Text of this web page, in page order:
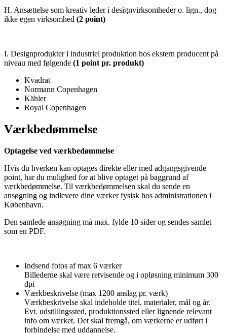
H. Ansættelse som kreativ leder i designvirksomheder o. lign., dog
ikke egen virksomhed (2 point)
I. Designprodukter i industriel produktion hos ekstern producent på
niveau med følgende (1 point pr. produkt)
Kvadrat
Normann Copenhagen
Kähler
Royal Copenhagen
Værkbedømmelse
Optagelse ved værkbedømmelse
Hvis du hverken kan optages direkte eller med adgangsgivende
point, har du mulighed for at blive optaget på baggrund af
værkbedømmelse. Til værkbedømmelsen skal du sende en
ansøgning og indlevere dine værker fysisk hos administrationen i
København.
Den samlede ansøgning må max. fylde 10 sider og sendes samlet
som en PDF.
Indsend fotos af max 6 værker
Billederne skal være retvisende og i opløsning minimum 300
dpi
Værkbeskrivelse (max 1200 anslag pr. værk)
Værkbeskrivelse skal indeholde titel, materialer, mål og år.
Evt. udstillingssted, produktionssted eller lignende relevant
info om værket. Det skal fremgå, om værkerne er udført i
forbindelse med uddannelse.